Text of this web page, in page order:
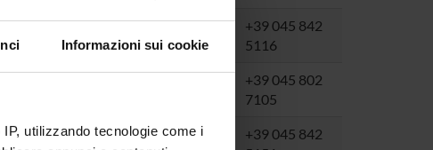
Informazioni sui cookie
utilizzando tecnologie come i
cantor tarperi univr it
+39 045 842
5116
+39 045 802
7105
sara bigardi univr it
+39 045 842